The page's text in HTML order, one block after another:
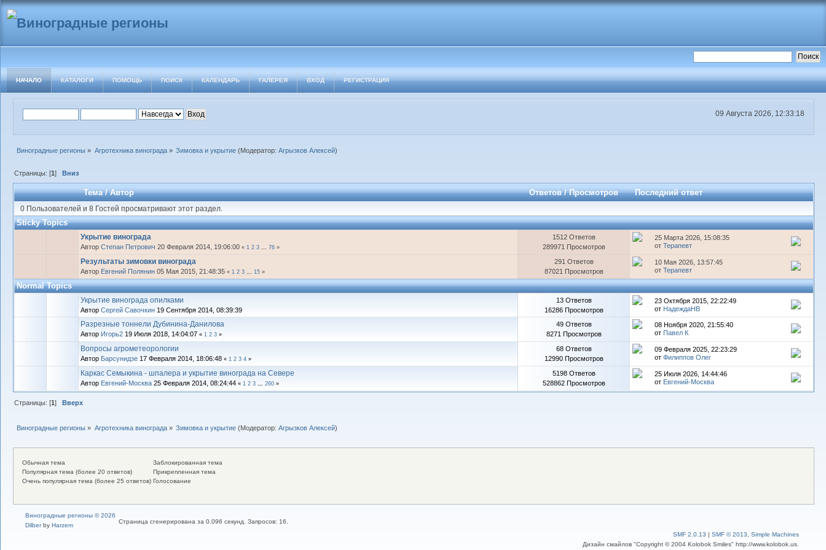
НАЧАЛО КАТАЛОГИ ПОМОЩЬ ПОИСК КАЛЕНДАРЬ ГАЛЕРЕЯ ВХОД РЕГИСТРАЦИЯ
09 Августа 2026, 12:33:18
Виноградные регионы » Агротехника винограда» Зимовка и укрытие(Модератор: Агрызков Алексей)
Страницы: [1] Вниз
Тема/Автор Ответов/Просмотров Последний ответ
0 Пользователей и 8 Гостей просматривают этот раздел.
Sticky Topics
Укрытие винограда
Автор Степан Петрович 20 Февраля 2014, 19:06:00 « 1 2 3 76 »
1512 Ответов
289971 Просмотров
25 Марта 2026, 15:08:35
от Терапевт
Результаты зимовки винограда
Автор Евгений Полянин 05 Мая 2015, 21:48:35 « 1 2 3 15 »
291 Ответов
87021 Просмотров
10 Мая 2026, 13:57:45
от Терапевт
Normal Topics
Укрытие винограда опилками
Автор Сергей Савочкин 19 Сентября 2014, 08:39:39
13 Ответов
16286 Просмотров
23 Октября 2015, 22:22:49
от НадеждаНВ
Разрезные тоннели Дубинина-Данилова
Автор Игорь2 19 Июля 2018, 14:04:07 « 1 2 3 »
49 Ответов
8271 Просмотров
08 Ноября 2020, 21:55:40
от Павел К
Вопросы агрометеорологии
Автор Барсунидзе 17 Февраля 2014, 18:06:48 « 1 2 3 4 »
68 Ответов
12990 Просмотров
09 Февраля 2025, 22:23:29
от Филиппов Олег
Каркас Семыкина - шпалера и укрытие винограда на Севере
Автор Евгений-Москва 25 Февраля 2014, 08:24:44 « 1 2 3 260 »
5198 Ответов
528862 Просмотров
25 Июля 2026, 14:44:46
от Евгений-Москва
Страницы: [1]Вверх
Виноградные регионы » Агротехника винограда» Зимовка и укрытие(Модератор: Агрызков Алексей)
Обычная тема
Популярная тема (более 20 ответов)
Очень популярная тема (более 25 ответов)
Заблокированная тема
Прикрепленная тема
Голосование
SMF 2.0.13 | SMF © 2013
Simple Machines
Дизайн смайлов "Copyright © 2004 Kolobok Smiles" http://www.kolobok.us.
Виноградные регионы © 2026
Dilberby Harzem
Страница сгенерирована за 0.096 секунд. Запросов: 16.